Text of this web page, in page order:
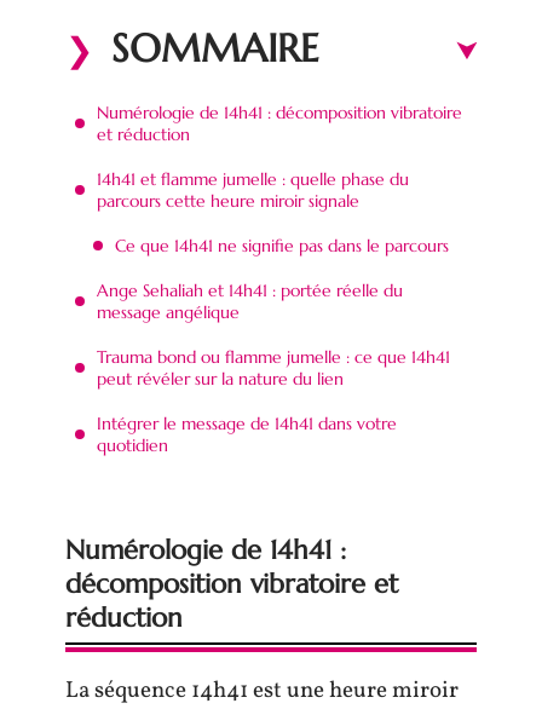
SOMMAIRE
Numérologie de 14h41 : décomposition vibratoire
et réduction
14h41 et flamme jumelle : quelle phase du
parcours cette heure miroir signale
Ce que 14h41 ne signifie pas dans le parcours
Ange Sehaliah et 14h41 : portée réelle du
message angélique
Trauma bond ou flamme jumelle : ce que 14h41
peut révéler sur la nature du lien
Intégrer le message de 14h41 dans votre
quotidien
Numérologie de 14h41 :
décomposition vibratoire et
réduction
La séquence 14h41 est une heure miroir